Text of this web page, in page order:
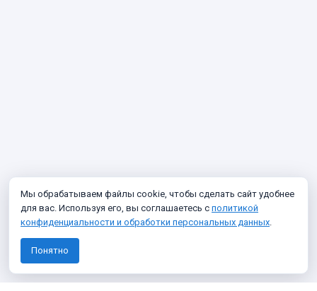
Мы обрабатываем файлы cookie, чтобы сделать сайт удобнее
для вас. Используя его, вы соглашаетесь с политикой
конфиденциальности и обработки персональных данных.
Понятно